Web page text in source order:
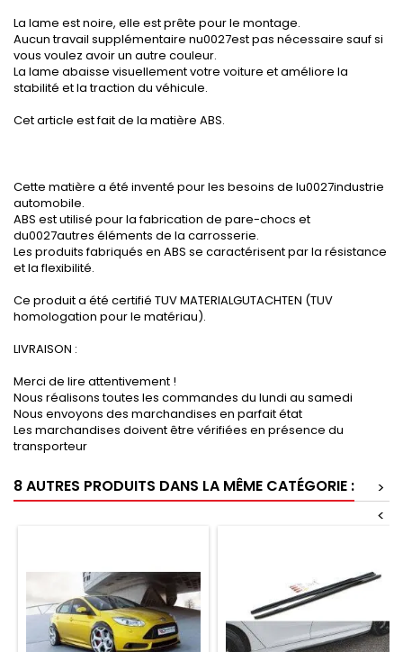
La lame est noire, elle est prête pour le montage.
Aucun travail supplémentaire nu0027est pas nécessaire sauf si
vous voulez avoir un autre couleur.
La lame abaisse visuellement votre voiture et améliore la
stabilité et la traction du véhicule.
Cet article est fait de la matière ABS.
Cette matière a été inventé pour les besoins de lu0027industrie
automobile.
ABS est utilisé pour la fabrication de pare-chocs et
du0027autres éléments de la carrosserie.
Les produits fabriqués en ABS se caractérisent par la résistance
et la flexibilité.
Ce produit a été certifié TUV MATERIALGUTACHTEN (TUV
homologation pour le matériau).
LIVRAISON :
Merci de lire attentivement !
Nous réalisons toutes les commandes du lundi au samedi
Nous envoyons des marchandises en parfait état
Les marchandises doivent être vérifiées en présence du
transporteur
8 AUTRES PRODUITS DANS LA MÊME CATÉGORIE :
>
<